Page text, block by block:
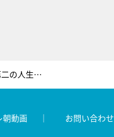
今年80歳の久里千春、東京離れ「第二の人生」。娘の手料理が近所との交流広げる
朝動画 お問い合わせ